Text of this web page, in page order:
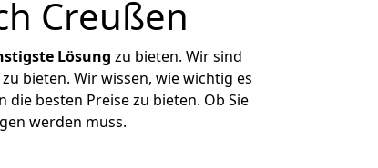
Creußen
Lösung zu bieten. Wir sind
bieten. Wir wissen, wie wichtig es
besten Preise zu bieten. Ob Sie
werden muss.